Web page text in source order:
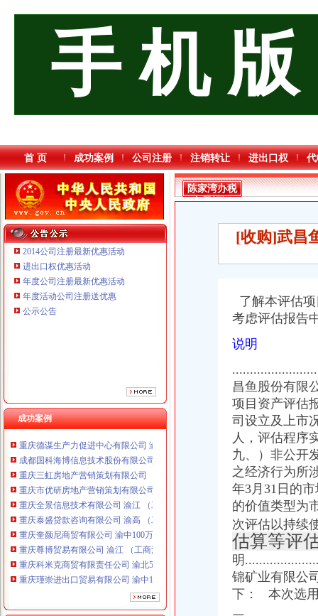
手 机 版
首 页 成功案例 公司注册 注销转让 进出口权
2014公司注册最新优惠活动
进出口权优惠活动
年度公司注册最新优惠活动
年度活动公司注册送优惠
公示公告
成功案例
重庆三虹房地产营销策划有限公司
重庆市优研房地产营销策划有限公司
重庆瑾崇进出口贸易有限公司 渝中100万 （进出口权）
重庆斯帕索商贸有限公司 渝中500万 （进出口权）
重庆德谋生产力促进中心有限公司 渝大10万 （工商注册）
成都国科海博信息技术股份有限公司重庆分公司 渝江 （工商注册）
重庆三虹房地产营销策划有限公司
重庆市优研房地产营销策划有限公司
重庆全景信息技术有限公司 渝江 （工商注册）
重庆泰盛贷款咨询有限公司 渝高 （工商注册）
重庆奎颜尼商贸有限公司 渝中100万 （工商注册）
重庆尊博贸易有限公司 渝江 （工商注册）
重庆科米克商贸有限责任公司 渝北50万 （工商注册）
重庆瑾崇进出口贸易有限公司 渝中100万 （进出口权）
重庆斯帕索商贸有限公司 渝中500万 （进出口权）
重庆德谋生产力促进中心有限公司 渝大10万 （工商注册）
成都国科海博信息技术股份有限公司重庆分公司 渝江 （工商注册）
陈家湾办税
务登记证
[收购]武昌
了解本评估
考虑评估报告
说明
昌鱼股份有限
项目资产评估
司设立及上市
人，评估程序
九、
）非公开
之经济行为所
年3月31日的
的价值类型为
次评估以持续
估算等评
明
锦矿业有限公
下： 本次选